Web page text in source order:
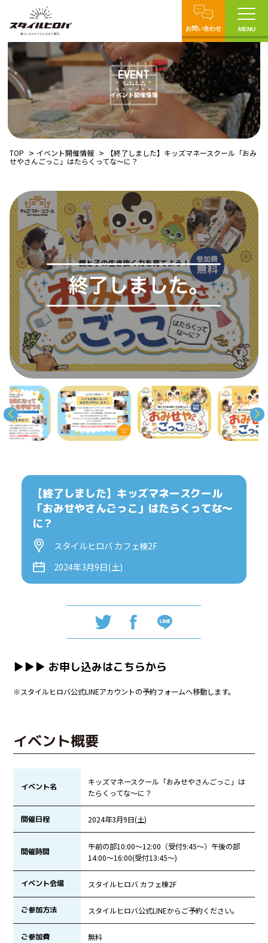
お問い合わせ MENU
EVENT
イベント開催情報
TOP イベント開催情報
【終了しました】キッズマネースクール「おみ
せやさんごっこ」はたらくってな〜に？
【終了しました】キッズマネースクール
「おみせやさんごっこ」はたらくってな〜
に？
スタイルヒロバ カフェ棟2F
2024年3月9日(土)
▶︎▶︎▶︎ お申し込みはこちらから
※スタイルヒロバ公式LINEアカウントの予約フォームへ移動します。
イベント概要
イベント名
キッズマネースクール「おみせやさんごっこ」は
たらくってな〜に？
開催日程 2024年3月9日(土)
開催時間
午前の部10:00〜12:00（受付9:45〜）午後の部
14:00〜16:00(受付13:45〜)
イベント会場 スタイルヒロバ カフェ棟2F
ご参加方法 スタイルヒロバ公式LINEからご予約ください。
ご参加費 無料